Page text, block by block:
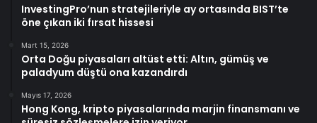
InvestingPro’nun stratejileriyle ay ortasında BIST’te
öne çıkan iki fırsat hissesi
Mart 15, 2026
Orta Doğu piyasaları altüst etti: Altın, gümüş ve
paladyum düştü ona kazandırdı
Mayıs 17, 2026
Hong Kong, kripto piyasalarında marjin finansmanı ve